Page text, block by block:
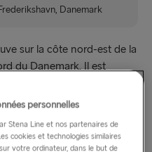
Danemark
sur la côte nord-est de la
du Danemark. Il est
à pied du terminal.
possible qu’avec véhicule
personnelles
Stena Line et nos partenaires de
cookies et technologies similaires
votre ordinateur, dans le but de